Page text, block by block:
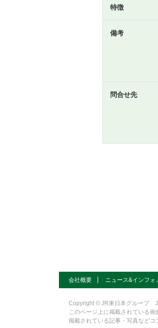
特徴
備考
問合せ先
会社概要 ニュース&インフォ
Copyright © JR東日本グループ
このページ上に掲載されている
掲載されている記事・写真などコ